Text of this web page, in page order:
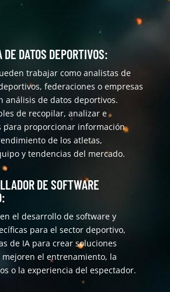
DATOS DEPORTIVOS:
trabajar como analistas de
federaciones o empresas
análisis de datos deportivos.
de recopilar, analizar e
para proporcionar información
de los atletas,
y tendencias del mercado.
DE SOFTWARE
el desarrollo de software y
para el sector deportivo,
de IA para crear soluciones
el entrenamiento, la
o la experiencia del espectador.